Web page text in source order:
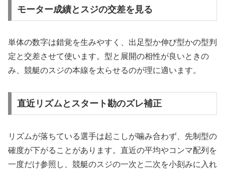
モーター成績とスジの交差を見る
単体の数字は錯覚を生みやすく、出足型か伸び型かの型判
定と交差させて使います。型と展開の相性が良いときの
み、競艇のスジの本線を太らせるのが理に適います。
直近リズムとスタート勘のズレ補正
リズムが落ちている選手は起こしが噛み合わず、先制型の
確度が下がることがあります。直近の平均やコンマ配列を
一度だけ参照し、競艇のスジの一次と二次を小刻みに入れ